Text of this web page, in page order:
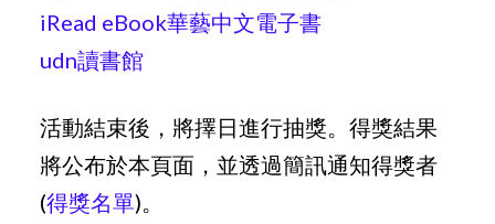
iRead eBook華藝中文電子書
udn讀書館
活動結束後，將擇日進行抽獎。得獎結果
將公布於本頁面，並透過簡訊通知得獎者
(得獎名單)。